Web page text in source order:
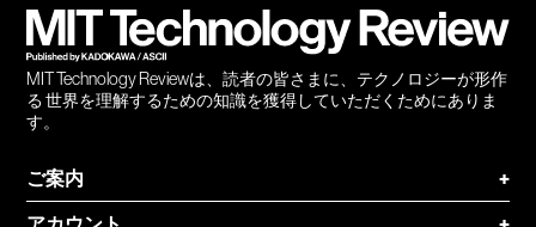
MIT Technology Reviewは、読者の皆さまに、テクノロジーが形作
る 世界を理解するための知識を獲得していただくためにありま
す。
ご案内
+